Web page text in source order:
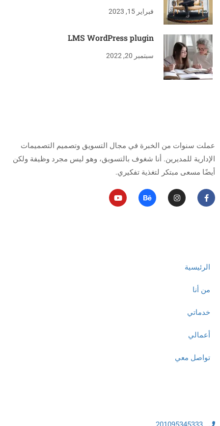
فبراير 15, 2023
LMS WordPress plugin
سبتمبر 20, 2022
عملت سنوات من الخبرة في مجال التسويق وتصميم التصميمات
الإدارية للمديرين. أنا شغوف بالتسويق، وهو ليس مجرد وظيفة ولكن
أيضًا مسعى مبتكر لتغذية تفكيري.
الرئيسية
من أنا
خدماتي
أعمالي
تواصل معي